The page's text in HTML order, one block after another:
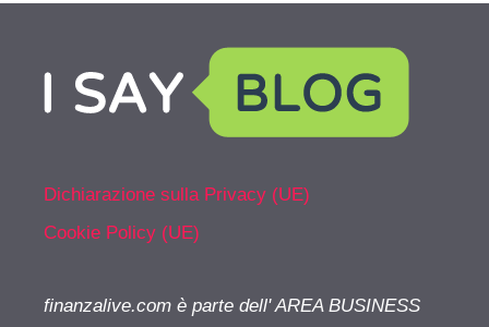
Dichiarazione sulla Privacy (UE)
Cookie Policy (UE)
finanzalive.com è parte dell' AREA BUSINESS